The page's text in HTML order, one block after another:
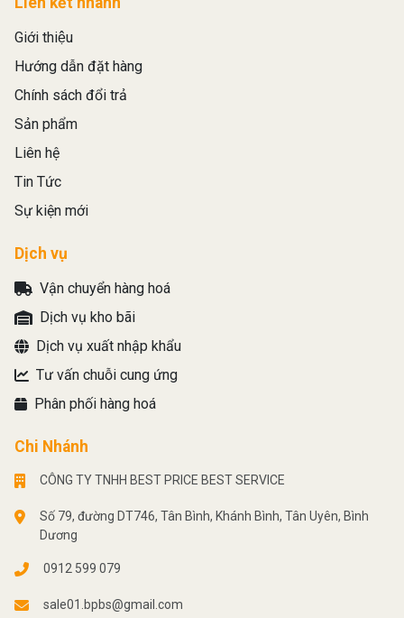
Giới thiệu
Hướng dẫn đặt hàng
Chính sách đổi trả
Sản phẩm
Liên hệ
Tin Tức
Sự kiện mới
Dịch vụ
Vận chuyển hàng hoá
Dịch vụ kho bãi
Dịch vụ xuất nhập khẩu
Tư vấn chuỗi cung ứng
Phân phối hàng hoá
Chi Nhánh
CÔNG TY TNHH BEST PRICE BEST SERVICE
Số 79, đường DT746, Tân Bình, Khánh Bình, Tân Uyên, Bình
Dương
0912 599 079
sale01.bpbs@gmail.com